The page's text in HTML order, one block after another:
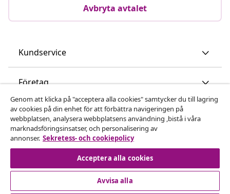
Avbryta avtalet
Kundservice
Företag
vidaXL
Upptäck mer
Genom att klicka på "acceptera alla cookies" samtycker du till lagring
av cookies på din enhet för att förbättra navigeringen på
webbplatsen, analysera webbplatsens användning ,bistå i våra
marknadsföringsinsatser, och personalisering av
annonser. Sekretess- och cookiepolicy
Acceptera alla cookies
Avvisa alla